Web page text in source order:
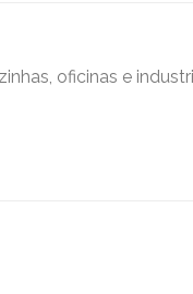
oficinas e